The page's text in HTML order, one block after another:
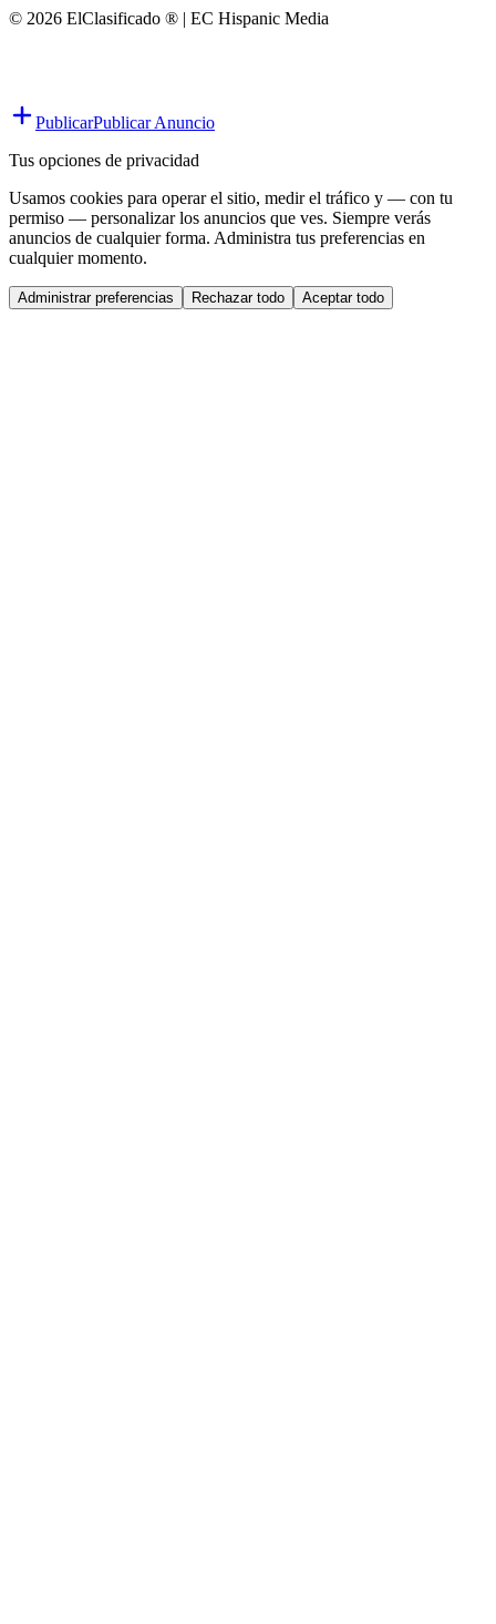
© 2026 ElClasificado ® | EC Hispanic Media
PublicarPublicar Anuncio
Tus opciones de privacidad
Usamos cookies para operar el sitio, medir el tráfico y — con tu
permiso — personalizar los anuncios que ves. Siempre verás
anuncios de cualquier forma. Administra tus preferencias en
cualquier momento.
Administrar preferencias Rechazar todo Aceptar todo